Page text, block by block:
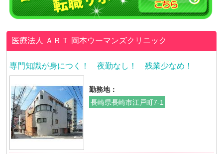
医療法人 ＡＲＴ 岡本ウーマンズクリニック
専門知識が身につく！ 夜勤なし！ 残業少なめ！
勤務地：
長崎県長崎市江戸町7-1